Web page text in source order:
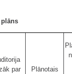
par
Plānotais